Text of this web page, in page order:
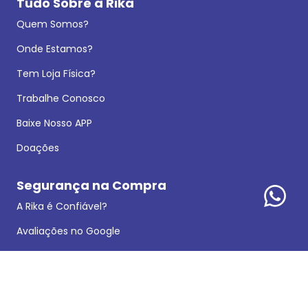
Quem Somos?
Onde Estamos?
Tem Loja Física?
Trabalhe Conosco
Baixe Nosso APP
Doações
Segurança na Compra
A Rika é Confiável?
Avaliações no Google